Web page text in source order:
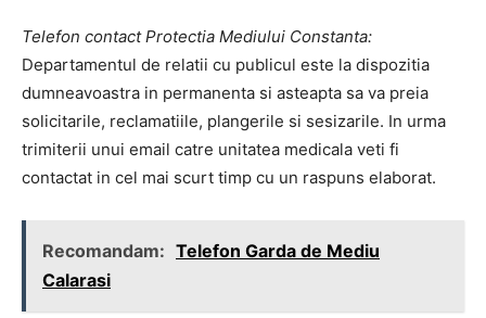
Telefon contact Protectia Mediului Constanta:
Departamentul de relatii cu publicul este la dispozitia
dumneavoastra in permanenta si asteapta sa va preia
solicitarile, reclamatiile, plangerile si sesizarile. In urma
trimiterii unui email catre unitatea medicala veti fi
contactat in cel mai scurt timp cu un raspuns elaborat.
Recomandam: Telefon Garda de Mediu
Calarasi